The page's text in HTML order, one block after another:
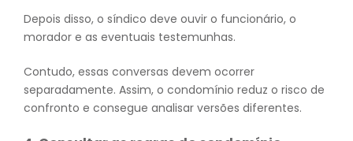
Depois disso, o síndico deve ouvir o funcionário, o
morador e as eventuais testemunhas.
Contudo, essas conversas devem ocorrer
separadamente. Assim, o condomínio reduz o risco de
confronto e consegue analisar versões diferentes.